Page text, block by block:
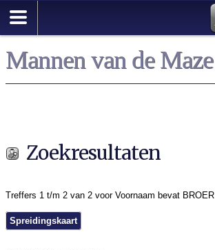
Mannen van de Maze
Zoekresultaten
Treffers 1 t/m 2 van 2 voor Voornaam bevat BROER
Spreidingskaart